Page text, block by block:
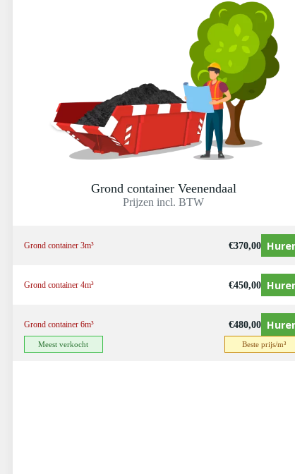
Grond container Veenendaal
Prijzen incl. BTW
Grond container 3m³ €370,00
Grond container 4m³ €450,00
Grond container 6m³ €480,00
Meest verkocht Beste prijs/m³